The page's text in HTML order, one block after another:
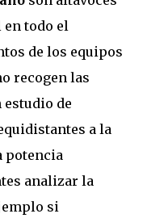
en todo el
de los equipos
recogen las
estudio de
a la
potencia
analizar la
si